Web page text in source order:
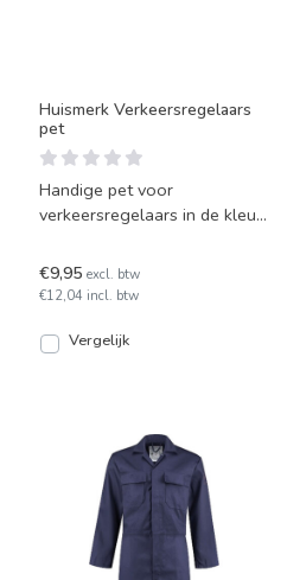
Huismerk Verkeersregelaars
pet
Handige pet voor
verkeersregelaars in de kleur
€9,95 excl. btw
€12,04 incl. btw
Vergelijk